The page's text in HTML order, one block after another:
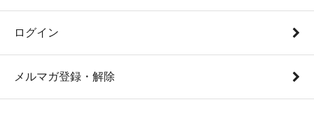
ログイン
メルマガ登録・解除